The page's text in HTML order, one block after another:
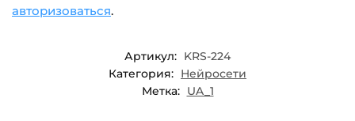
авторизоваться.
Артикул: KRS-224
Категория: Нейросети
Метка: UA_1